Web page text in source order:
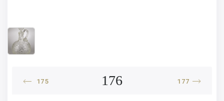
175 176 177